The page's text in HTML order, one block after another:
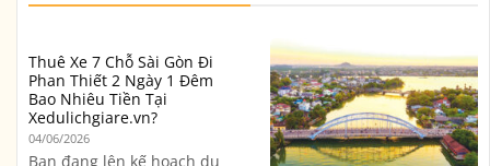
Thuê Xe 7 Chỗ Sài Gòn Đi
Phan Thiết 2 Ngày 1 Đêm
Bao Nhiêu Tiền Tại
Xedulichgiare.vn?
04/06/2026
Bạn đang lên kế hoạch du